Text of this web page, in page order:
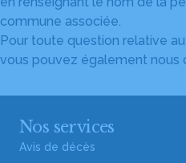
commune associée.
Pour toute question relative
vous pouvez également nous
Nos services
Avis de décès